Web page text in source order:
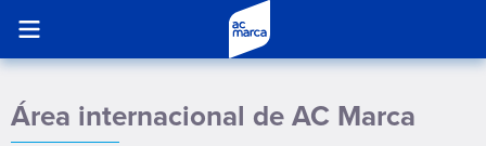
Área internacional de AC Marca